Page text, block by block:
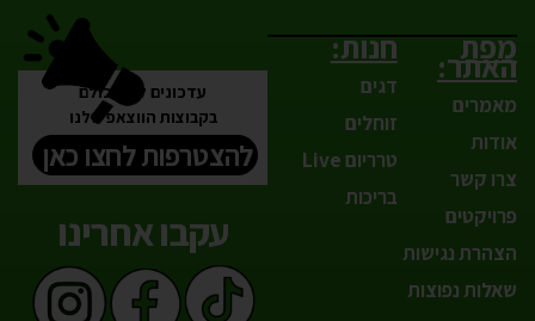
מפת
האתר:
מאמרים
אודות
צרו קשר
פרויקטים
הצהרת נגישות
שאלות נפוצות
חנות:
דגים
זוחלים
טרריום Live
בריכות
עדכונים לפני כולם
בקבוצות הווצאפ שלנו
להצטרפות לחצו כאן
עקבו אחרינו